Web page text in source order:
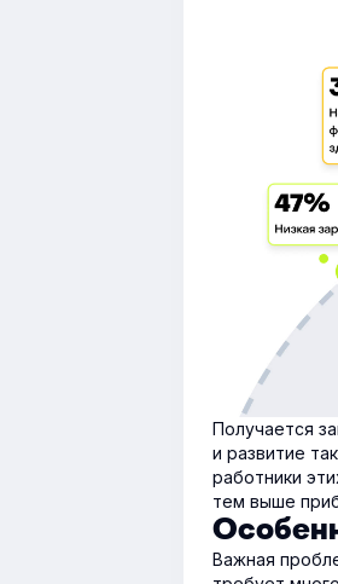
Получается
и развитие
работники
тем выше
Важная